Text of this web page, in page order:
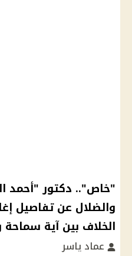
"خاص".. دكتور "أحمد
والضلال عن تفاصيل
الخلاف بين آية
عماد ياسر